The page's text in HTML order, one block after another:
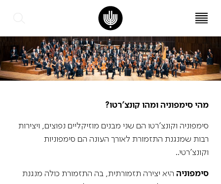
מהי סימפוניה ומהו קונצ'רטו?
סימפוניה וקונצ'רטו הם שני מבנים מוזיקליים נפוצים, ויצירות
רבות שמנגנת התזמורת לאורך העונה הם סימפוניות
וקונצ'רטי..
סימפוניה היא יצירה תזמורתית, בה התזמורת כולה מנגנת